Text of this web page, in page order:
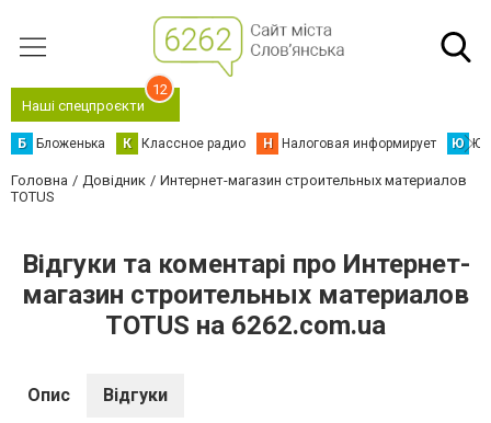
Наші спецпроєкти
12
Б Бложенька К Классное радио Н Налоговая информирует Ю
Головна Довідник
Интернет-магазин строительных материалов
TOTUS
Відгуки та коментарі про Интернет-
магазин строительных материалов
TOTUS на 6262.com.ua
Опис Відгуки